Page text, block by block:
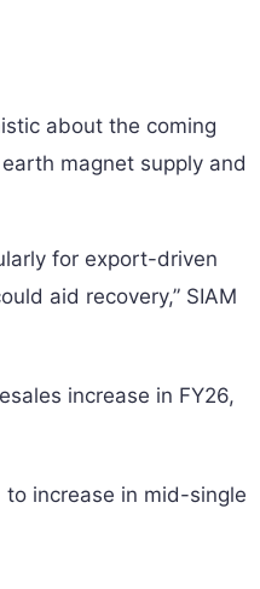
about the coming
magnet supply and
for export-driven
aid recovery,” SIAM
increase in FY26,
increase in mid-single